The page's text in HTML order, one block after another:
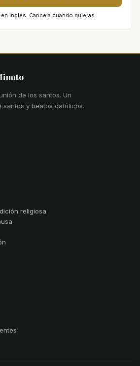
inglés. Cancela cuando quieras.
de los santos. Un
santos y beatos católicos.
religiosa